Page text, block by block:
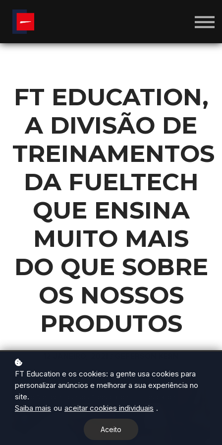
ENTRAR
FT EDUCATION,
A DIVISÃO DE
TREINAMENTOS
DA FUELTECH
QUE ENSINA
MUITO MAIS
DO QUE SOBRE
OS NOSSOS
PRODUTOS
fueltech fteducation sobre nos
quem somos
curso fueltech
FT Education e os cookies: a gente usa cookies para
personalizar anúncios e melhorar a sua experiência no
site.
Saiba mais ou aceitar cookies individuais .
Aceito